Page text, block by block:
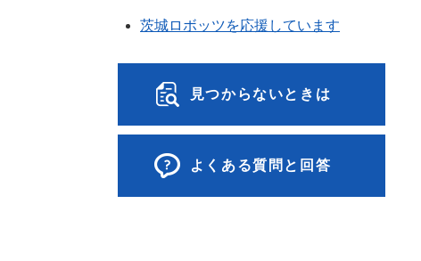
茨城ロボッツを応援しています
見つからないときは
よくある質問と回答